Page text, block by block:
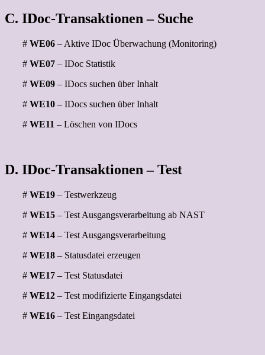
C. IDoc-Transaktionen – Suche
# WE06 – Aktive IDoc Überwachung (Monitoring)
# WE07 – IDoc Statistik
# WE09 – IDocs suchen über Inhalt
# WE10 – IDocs suchen über Inhalt
# WE11 – Löschen von IDocs
D. IDoc-Transaktionen – Test
# WE19 – Testwerkzeug
# WE15 – Test Ausgangsverarbeitung ab NAST
# WE14 – Test Ausgangsverarbeitung
# WE18 – Statusdatei erzeugen
# WE17 – Test Statusdatei
# WE12 – Test modifizierte Eingangsdatei
# WE16 – Test Eingangsdatei